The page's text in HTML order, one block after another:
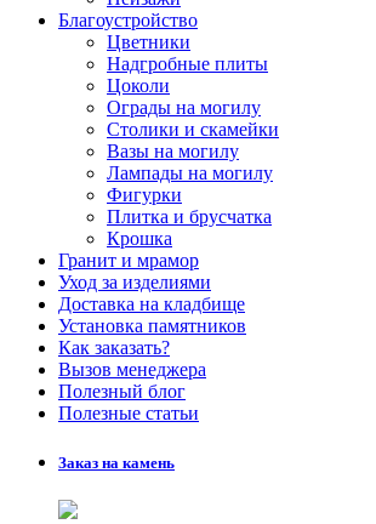
Благоустройство
Цветники
Надгробные плиты
Цоколи
Ограды на могилу
Столики и скамейки
Вазы на могилу
Лампады на могилу
Фигурки
Плитка и брусчатка
Крошка
Гранит и мрамор
Уход за изделиями
Доставка на кладбище
Установка памятников
Как заказать?
Вызов менеджера
Полезный блог
Полезные статьи
Заказ на камень